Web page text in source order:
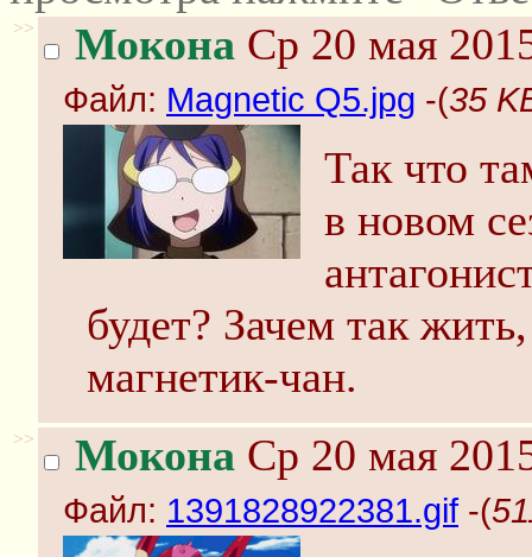
>> Мокона Ср 20 мая
Файл: Magnetic Q5.jpg -(35
Так что
в новом
будет? Зачем так
магнетик-чан.
>> Мокона Ср 20 мая
Файл: 1391828922381.gif -(